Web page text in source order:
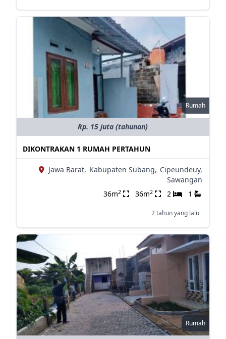
Rumah
Rp. 15 juta (tahunan)
DIKONTRAKAN 1 RUMAH PERTAHUN
Jawa Barat, Kabupaten Subang, Cipeundeuy,
Sawangan
36m2 36m2 2 1
2 tahun yang lalu
Rumah